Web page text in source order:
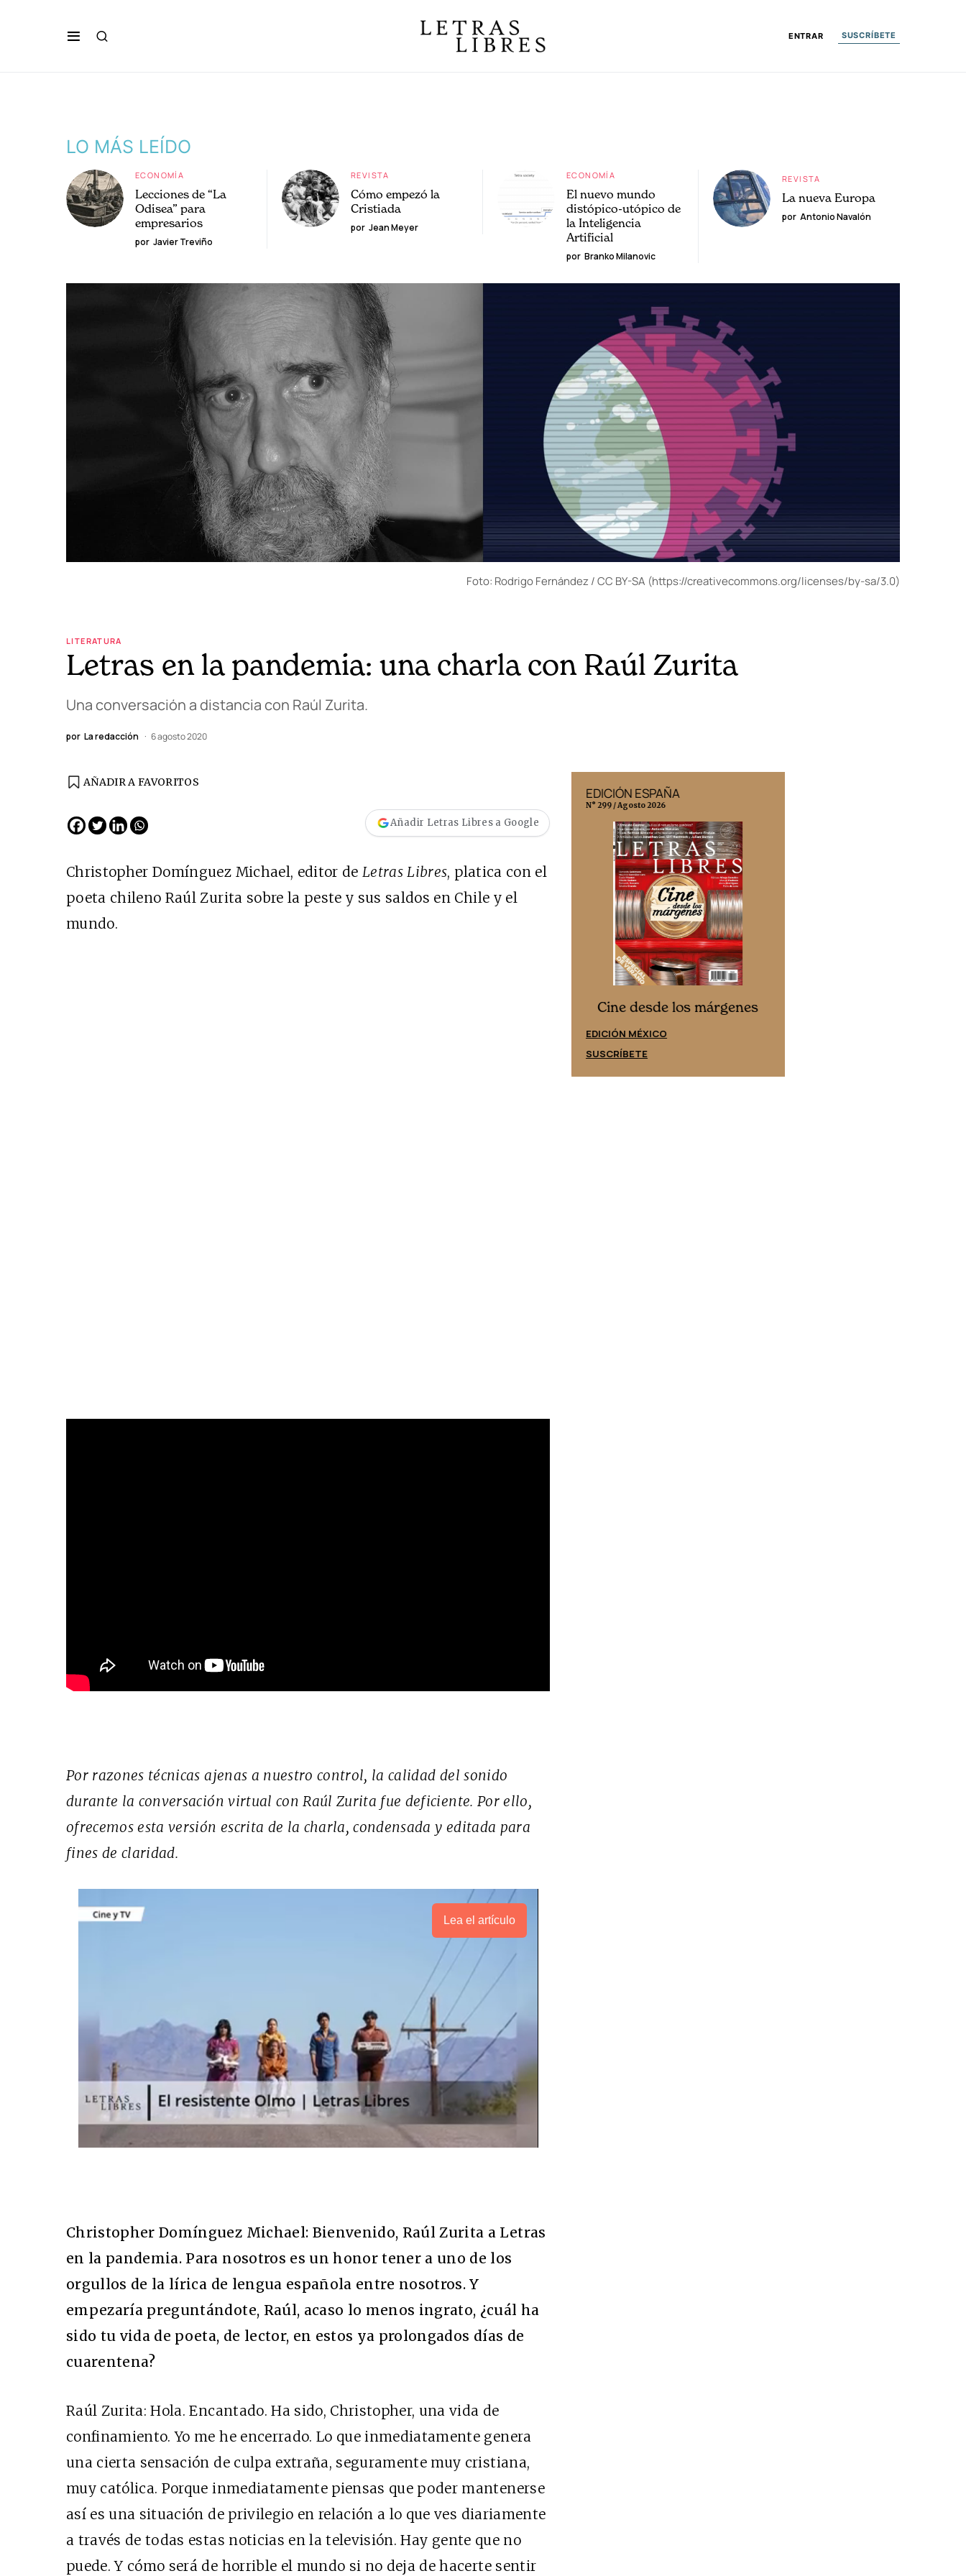
ENTRAR SUSCRÍBETE
LO MÁS LEÍDO
ECONOMÍA
Lecciones de “La
Odisea” para
empresarios
por Javier Treviño
REVISTA
Cómo empezó la
Cristiada
por Jean Meyer
ECONOMÍA
El nuevo mundo
distópico-utópico de
la Inteligencia
Artificial
por Branko Milanovic
REVISTA
La nueva Europa
por Antonio Navalón
Foto: Rodrigo Fernández / CC BY-SA (https://creativecommons.org/licenses/by-sa/3.0)
LITERATURA
Letras en la pandemia: una charla con Raúl Zurita
Una conversación a distancia con Raúl Zurita.
por La redacción 6 agosto 2020
AÑADIR A FAVORITOS
Añadir Letras Libres a Google
Christopher Domínguez Michael, editor de Letras Libres, platica con el
poeta chileno Raúl Zurita sobre la peste y sus saldos en Chile y el
mundo.
Por razones técnicas ajenas a nuestro control, la calidad del sonido
durante la conversación virtual con Raúl Zurita fue deficiente. Por ello,
ofrecemos esta versión escrita de la charla, condensada y editada para
fines de claridad.
Lea el artículo
Christopher Domínguez Michael: Bienvenido, Raúl Zurita a Letras
en la pandemia. Para nosotros es un honor tener a uno de los
orgullos de la lírica de lengua española entre nosotros. Y
empezaría preguntándote, Raúl, acaso lo menos ingrato, ¿cuál ha
sido tu vida de poeta, de lector, en estos ya prolongados días de
cuarentena?
Raúl Zurita: Hola. Encantado. Ha sido, Christopher, una vida de
confinamiento. Yo me he encerrado. Lo que inmediatamente genera
una cierta sensación de culpa extraña, seguramente muy cristiana,
muy católica. Porque inmediatamente piensas que poder mantenerse
así es una situación de privilegio en relación a lo que ves diariamente
a través de todas estas noticias en la televisión. Hay gente que no
puede. Y cómo será de horrible el mundo si no deja de hacerte sentir
EDICIÓN ESPAÑA
N° 299 / Agosto 2026
Cine desde los márgenes
EDICIÓN MÉXICO
SUSCRÍBETE